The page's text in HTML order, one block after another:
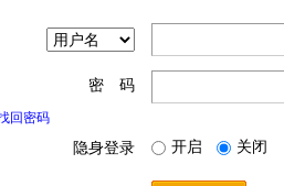
密 码
回密码
隐身登录 开启 关闭